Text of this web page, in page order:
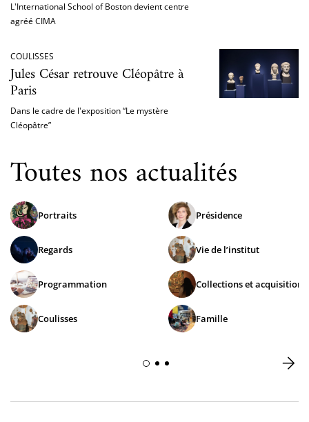
L'International School of Boston devient centre
agréé CIMA
COULISSES
Jules César retrouve Cléopâtre à
Paris
Dans le cadre de l'exposition “Le mystère
Cléopâtre”
Toutes nos actualités
Portraits
Regards
Programmation
Coulisses
Présidence
Vie de l’institut
Collections et acquisitions
Famille